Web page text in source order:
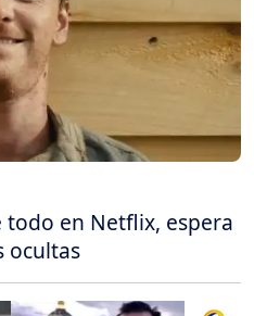
todo en Netflix, espera
ocultas